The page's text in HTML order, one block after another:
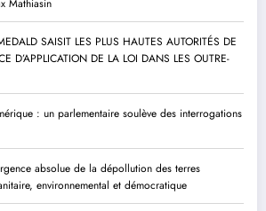
Mathiasin
SAISIT LES PLUS HAUTES AUTORITÉS DE
D’APPLICATION DE LA LOI DANS LES OUTRE-
: un parlementaire soulève des interrogations
absolue de la dépollution des terres
environnemental et démocratique